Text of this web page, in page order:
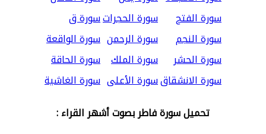
سورة الفتح
سورة الحجراتسورة ق
سورة النجم
سورة الرحمن سورة الواقعة
سورة الحشر
سورة الملك سورة الحاقة
سورة الانشقاقسورة الأعلى سورة الغاشية
تحميل سورة فاطر بصوت أشهر القراء :